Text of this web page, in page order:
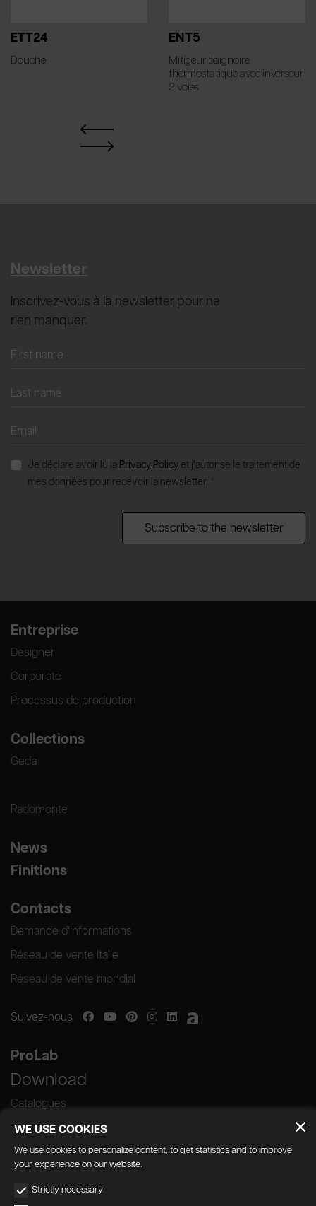
ETT24
Douche
ENT5
Mitigeur baignoire
thermostatique avec inverseur
2 voies
Newsletter
Inscrivez-vous à la newsletter pour ne
rien manquer.
Je déclare avoir lu la Privacy Policy et j’autorise le traitement de
mes données pour recevoir la newsletter. *
Subscribe to the newsletter
Entreprise
Designer
Corporate
Processus de production
Collections
Geda
Radomonte
News
Finitions
Contacts
Demande d’informations
Réseau de vente Italie
Réseau de vente mondial
Suivez-nous
ProLab
Download
Catalogues
WE USE COOKIES
We use cookies to personalize content, to get statistics and to improve
your experience on our website.
Strictly necessary